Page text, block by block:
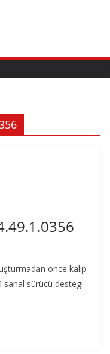
önce kalıp
sanal sürücü destegi